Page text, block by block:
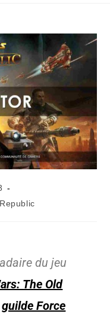
du jeu
The Old
guilde Force